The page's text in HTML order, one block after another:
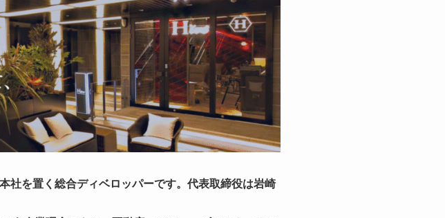
社を置く総合ディベロッパーです。代表取締役は岩崎